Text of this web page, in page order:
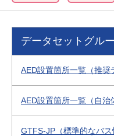
データセットグル
AED設置箇所一覧（推奨
AED設置箇所一覧（自治
GTFS-JP（標準的なバス